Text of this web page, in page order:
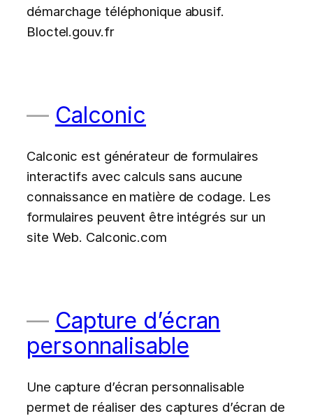
démarchage téléphonique abusif.
Bloctel.gouv.fr
Calconic
Calconic est générateur de formulaires
interactifs avec calculs sans aucune
connaissance en matière de codage. Les
formulaires peuvent être intégrés sur un
site Web. Calconic.com
Capture d’écran
personnalisable
Une capture d’écran personnalisable
permet de réaliser des captures d’écran de